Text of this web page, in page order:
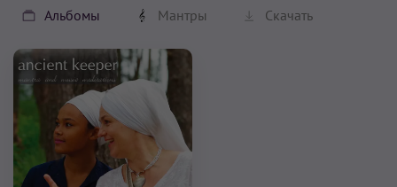
Альбомы Мантры Скачать